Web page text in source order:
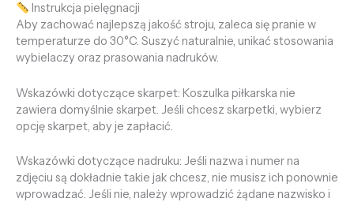
Instrukcja pielęgnacji
Aby zachować najlepszą jakość stroju, zaleca się pranie w
temperaturze do 30°C. Suszyć naturalnie, unikać stosowania
wybielaczy oraz prasowania nadruków.
Wskazówki dotyczące skarpet: Koszulka piłkarska nie
zawiera domyślnie skarpet. Jeśli chcesz skarpetki, wybierz
opcję skarpet, aby je zapłacić.
Wskazówki dotyczące nadruku: Jeśli nazwa i numer na
zdjęciu są dokładnie takie jak chcesz, nie musisz ich ponownie
wprowadzać. Jeśli nie, należy wprowadzić żądane nazwisko i